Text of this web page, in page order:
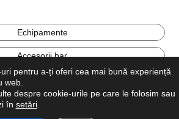
pentru a-ți oferi cea mai bună experiență
web.
despre cookie-urile pe care le folosim sau
în setări.
Echipamente
Accesorii bar
Mobilier terasa
Promoții